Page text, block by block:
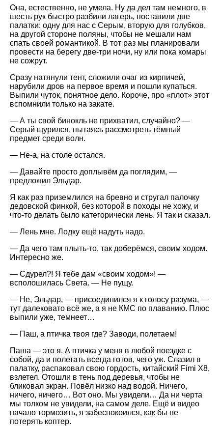
Она, естественно, не умела. Ну да дел там немного, в
шесть рук быстро разбили лагерь, поставили две
палатки: одну для нас с Серым, вторую для голубков,
на другой стороне поляны, чтобы не мешали нам
спать своей романтикой. В тот раз мы планировали
провести на берегу две-три ночи, ну или пока комары
не сожрут.
Сразу натянули тент, сложили очаг из кирпичей,
нарубили дров на первое время и пошли купаться.
Выпили чуток, понятное дело. Короче, про «плот» этот
вспомнили только на закате.
— А ты свой бинокль не прихватил, случайно? —
Серый щурился, пытаясь рассмотреть тёмный
предмет среди волн.
— Не-а, на столе остался.
— Давайте просто доплывём да поглядим, —
предложил Эльдар.
Я как раз приземлился на бревно и стругал палочку
дедовской финкой, без которой в походы не хожу, и
что-то делать было категорически лень. Я так и сказал.
— Лень мне. Лодку ещё надуть надо.
— Да чего там плыть-то, так доберёмся, своим ходом.
Интересно же.
— Сдурел?! Я тебе дам «своим ходом»! —
всполошилась Света. — Не пущу.
— Не, Эльдар, — присоединился я к голосу разума, —
тут далековато всё же, а я не КМС по плаванию. Плюс
выпили уже, темнеет…
— Паш, а птичка твоя где? Заводи, полетаем!
Паша — это я. А птичка у меня в любой поездке с
собой, да и полетать всегда готов, чего уж. Слазил в
палатку, распаковал свою гордость, китайский Fimi X8,
взлетел. Отошли в тень под деревья, чтобы не
бликовал экран. Повёл низко над водой. Ничего,
ничего, ничего… Вот оно. Мы увидели… Да ни черта
мы толком не увидели, на самом деле. Ещё и видео
начало тормозить, я забеспокоился, как бы не
потерять коптер.